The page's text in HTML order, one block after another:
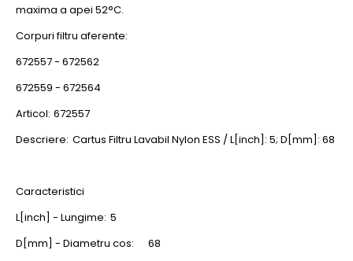
maxima a apei 52°C.
Corpuri filtru aferente:
672557 - 672562
672559 - 672564
Articol: 672557
Descriere: Cartus Filtru Lavabil Nylon ESS / L[inch]: 5; D[mm]: 68
Caracteristici
L[inch] - Lungime: 5
D[mm] - Diametru cos:
68